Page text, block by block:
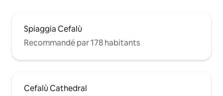
Spiaggia Cefalù
Recommandé par 178 habitants
Cefalù Cathedral